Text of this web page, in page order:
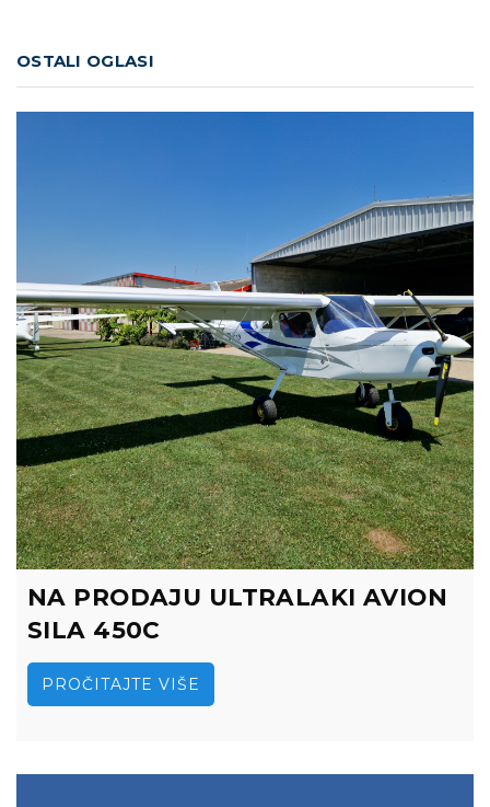
OSTALI OGLASI
NA PRODAJU ULTRALAKI AVION
SILA 450C
PROČITAJTE VIŠE